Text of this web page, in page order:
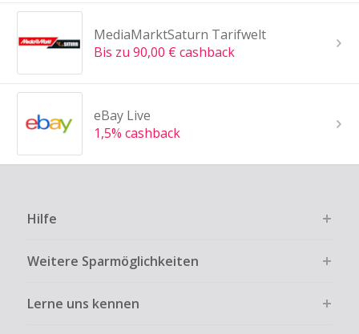
MediaMarktSaturn Tarifwelt
Bis zu 90,00 € cashback
eBay Live
1,5% cashback
Hilfe
Weitere Sparmöglichkeiten
Lerne uns kennen